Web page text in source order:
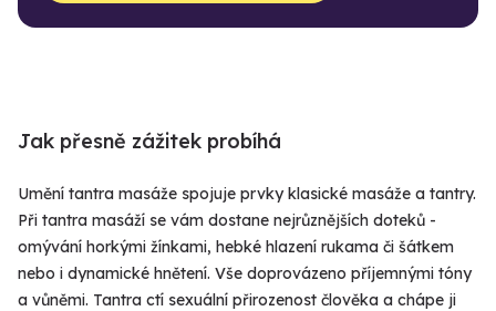
Jak přesně zážitek probíhá
Umění tantra masáže spojuje prvky klasické masáže a tantry.
Při tantra masáží se vám dostane nejrůznějších doteků -
omývání horkými žínkami, hebké hlazení rukama či šátkem
nebo i dynamické hnětení. Vše doprovázeno příjemnými tóny
a vůněmi. Tantra ctí sexuální přirozenost člověka a chápe ji